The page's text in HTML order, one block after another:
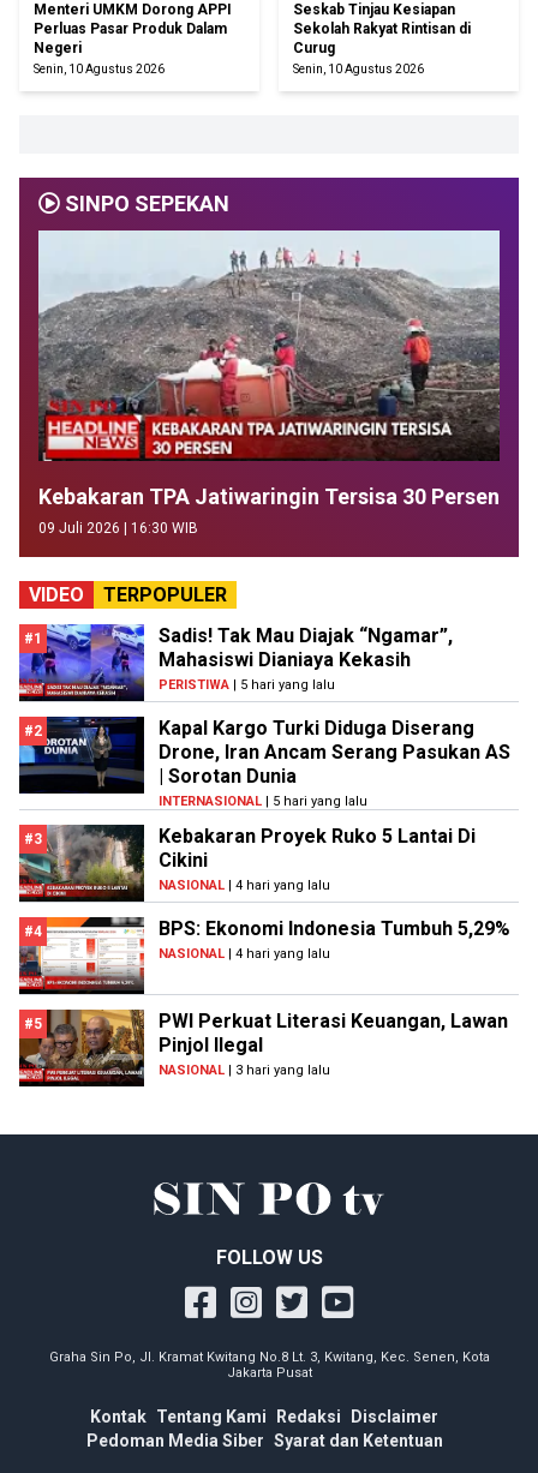
Menteri UMKM Dorong APPI
Perluas Pasar Produk Dalam
Negeri
Senin, 10 Agustus 2026
Seskab Tinjau Kesiapan
Sekolah Rakyat Rintisan di
Curug
Senin, 10 Agustus 2026
SINPO SEPEKAN
Kebakaran TPA Jatiwaringin Tersisa 30 Persen
09 Juli 2026 | 16:30 WIB
VIDEO TERPOPULER
#1
Sadis! Tak Mau Diajak “Ngamar”,
Mahasiswi Dianiaya Kekasih
PERISTIWA | 5 hari yang lalu
#2
Kapal Kargo Turki Diduga Diserang
Drone, Iran Ancam Serang Pasukan AS
| Sorotan Dunia
INTERNASIONAL | 5 hari yang lalu
#3
Kebakaran Proyek Ruko 5 Lantai Di
Cikini
NASIONAL | 4 hari yang lalu
#4 BPS: Ekonomi Indonesia Tumbuh 5,29%
NASIONAL | 4 hari yang lalu
#5
PWI Perkuat Literasi Keuangan, Lawan
Pinjol Ilegal
NASIONAL | 3 hari yang lalu
FOLLOW US
Graha Sin Po, Jl. Kramat Kwitang No.8 Lt. 3, Kwitang, Kec. Senen, Kota
Jakarta Pusat
Kontak Tentang Kami Redaksi
Disclaimer
Pedoman Media Siber Syarat dan Ketentuan